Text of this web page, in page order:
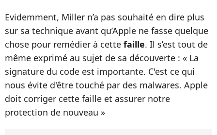
Evidemment, Miller n’a pas souhaité en dire plus
sur sa technique avant qu’Apple ne fasse quelque
chose pour remédier à cette faille. Il s’est tout de
même exprimé au sujet de sa découverte : « La
signature du code est importante. C'est ce qui
nous évite d'être touché par des malwares. Apple
doit corriger cette faille et assurer notre
protection de nouveau »